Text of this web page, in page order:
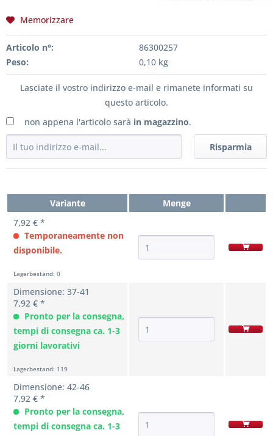
Memorizzare
Articolo n°:
86300257
Peso:
0,10 kg
Lasciate il vostro indirizzo e-mail e rimanete informati su
questo articolo.
non appena l'articolo sarà in magazzino.
Risparmia
Variante
Menge
7,92 € *
Temporaneamente non
disponibile.
Lagerbestand: 0
Dimensione: 37-41
7,92 € *
Pronto per la consegna,
tempi di consegna ca. 1-3
giorni lavorativi
Lagerbestand: 119
Dimensione: 42-46
7,92 € *
Pronto per la consegna,
tempi di consegna ca. 1-3